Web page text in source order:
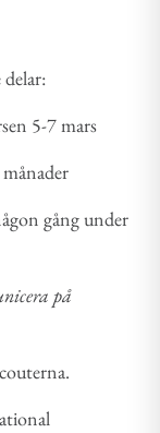
delar:
5-7 mars
gång under
på